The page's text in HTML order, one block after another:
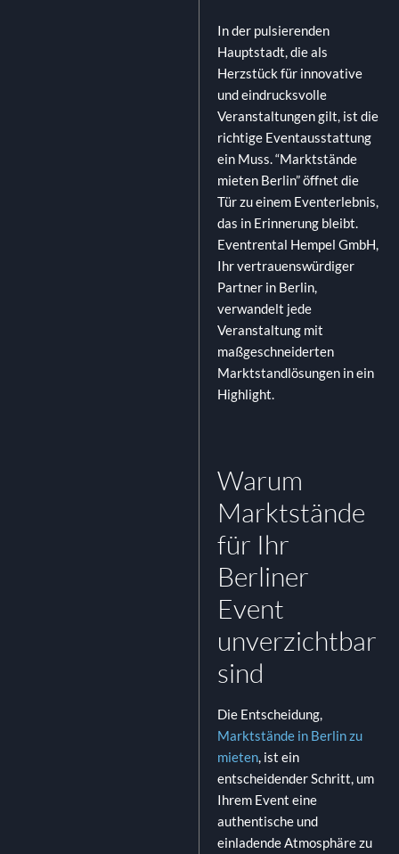
In der pulsierenden
Hauptstadt, die als
Herzstück für innovative
und eindrucksvolle
Veranstaltungen gilt, ist die
richtige Eventausstattung
ein Muss. “Marktstände
mieten Berlin” öffnet die
Tür zu einem Eventerlebnis,
das in Erinnerung bleibt.
Eventrental Hempel GmbH,
Ihr vertrauenswürdiger
Partner in Berlin,
verwandelt jede
Veranstaltung mit
maßgeschneiderten
Marktstandlösungen in ein
Highlight.
Warum
Marktstände
für Ihr
Berliner
Event
unverzichtbar
sind
Die Entscheidung,
Marktstände in Berlin zu
mieten, ist ein
entscheidender Schritt, um
Ihrem Event eine
authentische und
einladende Atmosphäre zu